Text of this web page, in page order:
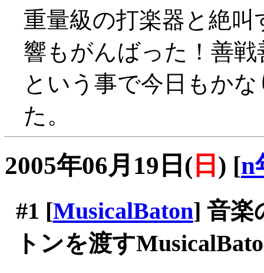
重量級の打楽器と絶
響もがんばった！善戦
という事で今日もか
た。
2005年06月19日( 日 ) [n
#1 [MusicalBaton] 音楽
トンを渡す